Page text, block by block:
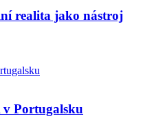
realita jako nástroj
Portugalsku